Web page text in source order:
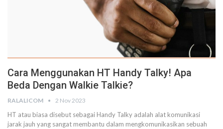
Cara Menggunakan HT Handy Talky! Apa
Beda Dengan Walkie Talkie?
RALALICOM 2 Nov 2023
HT atau biasa disebut sebagai Handy Talky adalah alat komunikasi
jarak jauh yang sangat membantu dalam mengkomunikasikan sebuah